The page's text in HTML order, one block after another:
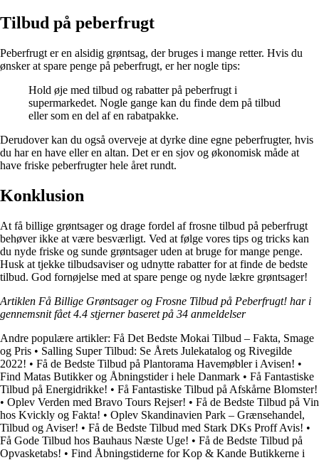
Tilbud på peberfrugt
Peberfrugt er en alsidig grøntsag, der bruges i mange retter. Hvis du
ønsker at spare penge på peberfrugt, er her nogle tips:
Hold øje med tilbud og rabatter på peberfrugt i
supermarkedet. Nogle gange kan du finde dem på tilbud
eller som en del af en rabatpakke.
Derudover kan du også overveje at dyrke dine egne peberfrugter, hvis
du har en have eller en altan. Det er en sjov og økonomisk måde at
have friske peberfrugter hele året rundt.
Konklusion
At få billige grøntsager og drage fordel af frosne tilbud på peberfrugt
behøver ikke at være besværligt. Ved at følge vores tips og tricks kan
du nyde friske og sunde grøntsager uden at bruge for mange penge.
Husk at tjekke tilbudsaviser og udnytte rabatter for at finde de bedste
tilbud. God fornøjelse med at spare penge og nyde lækre grøntsager!
Artiklen Få Billige Grøntsager og Frosne Tilbud på Peberfrugt! har i
gennemsnit fået4.4 stjerner baseret på 34 anmeldelser
Andre populære artikler: Få Det Bedste Mokai Tilbud – Fakta, Smage
og Pris • Salling Super Tilbud: Se Årets Julekatalog og Rivegilde
2022! • Få de Bedste Tilbud på Plantorama Havemøbler i Avisen! •
Find Matas Butikker og Åbningstider i hele Danmark • Få Fantastiske
Tilbud på Energidrikke! • Få Fantastiske Tilbud på Afskårne Blomster!
• Oplev Verden med Bravo Tours Rejser! • Få de Bedste Tilbud på Vin
hos Kvickly og Fakta! • Oplev Skandinavien Park – Grænsehandel,
Tilbud og Aviser! • Få de Bedste Tilbud med Stark DKs Proff Avis! •
Få Gode Tilbud hos Bauhaus Næste Uge! • Få de Bedste Tilbud på
Opvasketabs! • Find Åbningstiderne for Kop & Kande Butikkerne i